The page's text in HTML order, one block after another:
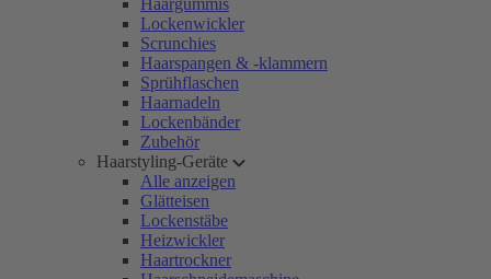
Haargummis
Lockenwickler
Scrunchies
Haarspangen & -klammern
Sprühflaschen
Haarnadeln
Lockenbänder
Zubehör
Haarstyling-Geräte
Alle anzeigen
Glätteisen
Lockenstäbe
Heizwickler
Haartrockner